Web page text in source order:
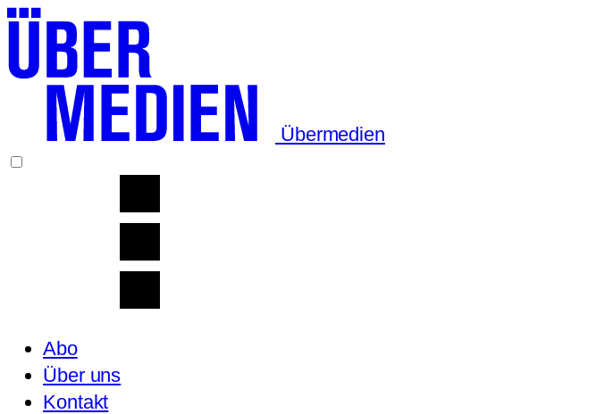
Übermedien
Abo
Über uns
Kontakt